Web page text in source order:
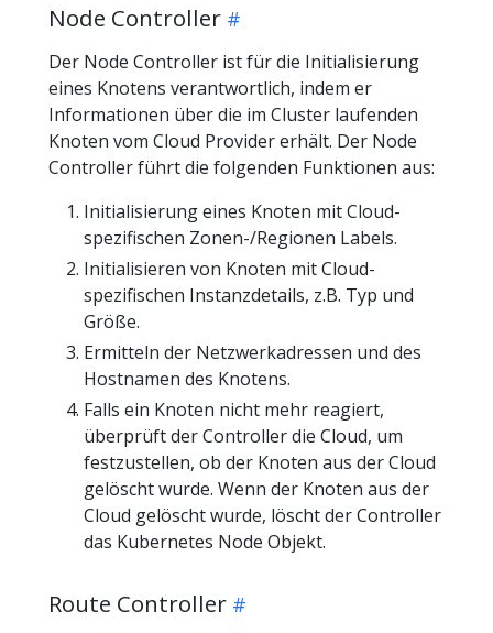
Node Controller
Der Node Controller ist für die Initialisierung
eines Knotens verantwortlich, indem er
Informationen über die im Cluster laufenden
Knoten vom Cloud Provider erhält. Der Node
Controller führt die folgenden Funktionen aus:
Initialisierung eines Knoten mit Cloud-
spezifischen Zonen-/Regionen Labels.
Initialisieren von Knoten mit Cloud-
spezifischen Instanzdetails, z.B. Typ und
Größe.
Ermitteln der Netzwerkadressen und des
Hostnamen des Knotens.
Falls ein Knoten nicht mehr reagiert,
überprüft der Controller die Cloud, um
festzustellen, ob der Knoten aus der Cloud
gelöscht wurde. Wenn der Knoten aus der
Cloud gelöscht wurde, löscht der Controller
das Kubernetes Node Objekt.
Route Controller